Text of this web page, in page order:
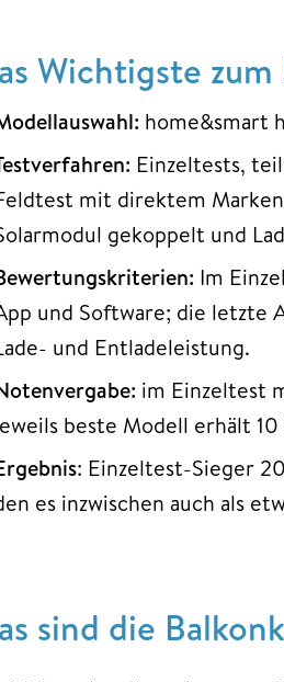
Wichtigste
home&smart
Einzeltests,
mit direktem
gekoppelt und
Im
und Software; die letzte
und Entladeleistung.
im Einzeltest
beste Modell erhält
: Einzeltest-Sieger
es inzwischen auch als
sind die